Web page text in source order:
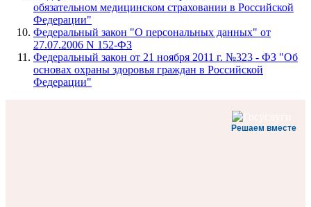
обязательном медицинском страховании в Российской
Федерации"
Федеральный закон "О персональных данных" от
27.07.2006 N 152-ФЗ
Федеральный закон от 21 ноября 2011 г. №323 - ФЗ "Об
основах охраны здоровья граждан в Российской
Федерации"
Решаем вместе